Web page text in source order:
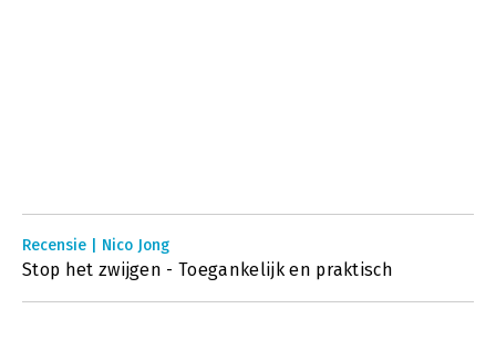
Recensie | Nico Jong
Stop het zwijgen - Toegankelijk en praktisch